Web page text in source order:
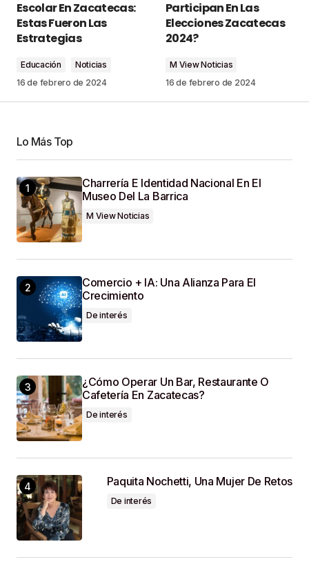
Comment
Guardar Mi Nombre, Correo Electrónico Y Sitio
Web En Este Navegador Para La Próxima Vez
Que Haga Un Comentario.
SUBMIT COMMENT
Escolar En Zacatecas:
Estas Fueron Las
Estrategias
Educación
Noticias
16 de febrero de 2024
Participan En Las
Elecciones Zacatecas
2024?
M View Noticias
16 de febrero de 2024
Lo Más Top
Charrería E Identidad Nacional En El
Museo Del La Barrica
M View Noticias
Comercio + IA: Una Alianza Para El
Crecimiento
De interés
¿Cómo Operar Un Bar, Restaurante O
Cafetería En Zacatecas?
De interés
Paquita Nochetti, Una Mujer De Retos
De interés